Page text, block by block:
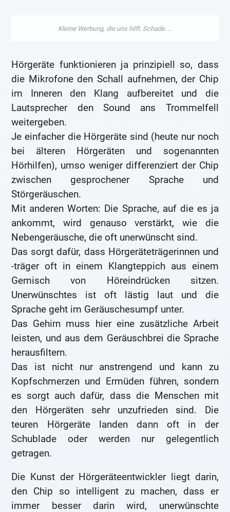
Hörgeräte funktionieren ja prinzipiell so, dass
die Mikrofone den Schall aufnehmen, der Chip
im Inneren den Klang aufbereitet und die
Lautsprecher den Sound ans Trommelfell
weitergeben.
Je einfacher die Hörgeräte sind (heute nur noch
bei älteren Hörgeräten und sogenannten
Hörhilfen), umso weniger differenziert der Chip
zwischen gesprochener Sprache und
Störgeräuschen.
Mit anderen Worten: Die Sprache, auf die es ja
ankommt, wird genauso verstärkt, wie die
Nebengeräusche, die oft unerwünscht sind.
Das sorgt dafür, dass Hörgeräteträgerinnen und
-träger oft in einem Klangteppich aus einem
Gemisch von Höreindrücken sitzen.
Unerwünschtes ist oft lästig laut und die
Sprache geht im Geräuschesumpf unter.
Das Gehirn muss hier eine zusätzliche Arbeit
leisten, und aus dem Geräuschbrei die Sprache
herausfiltern.
Das ist nicht nur anstrengend und kann zu
Kopfschmerzen und Ermüden führen, sondern
es sorgt auch dafür, dass die Menschen mit
den Hörgeräten sehr unzufrieden sind. Die
teuren Hörgeräte landen dann oft in der
Schublade oder werden nur gelegentlich
getragen.
Die Kunst der Hörgeräteentwickler liegt darin,
den Chip so intelligent zu machen, dass er
immer besser darin wird, unerwünschte